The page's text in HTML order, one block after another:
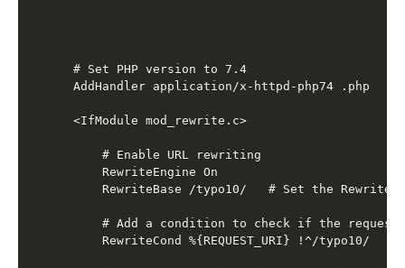
# Set PHP version to 7.4
AddHandler application/x-httpd-php74 .php
<IfModule mod_rewrite.c>
# Add a condition to check if the request
    RewriteCond %{REQUEST_URI} !^/typo10/